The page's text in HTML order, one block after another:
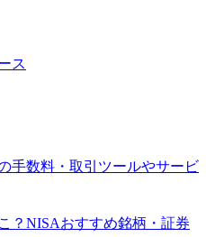
ス
手数料・取引ツールやサービ
？NISAおすすめ銘柄・証券